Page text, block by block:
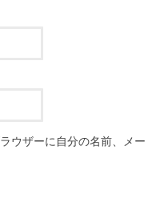
ウザーに自分の名前、メー